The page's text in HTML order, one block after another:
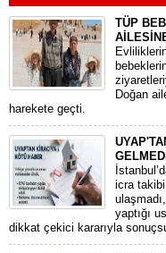
TÜP
Doğan
harekete geçti.
icra takibi
yaptığı
dikkat çekici kararıyla